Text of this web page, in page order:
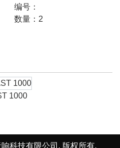
编号：
数量：2
1000
科技有限公司. 版权所有.